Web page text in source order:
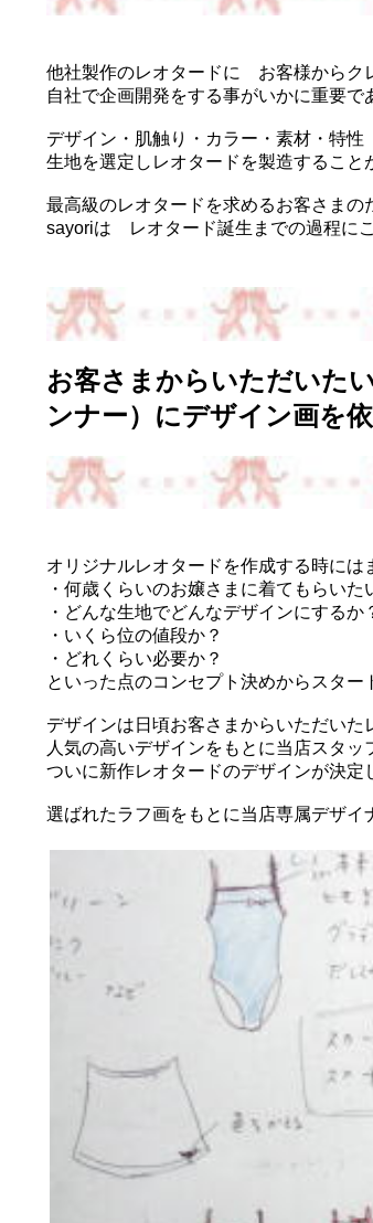
他社製作のレオタードに お客様からク
自社で企画開発をする事がいかに重要
デザイン・肌触り・カラー・素材・特
生地を選定しレオタードを製造すること
最高級のレオタードを求めるお客さまの
sayoriは レオタード誕生までの過程に
お客さまからいただいた
ンナー）にデザイン画を
オリジナルレオタードを作成する時には
・何歳くらいのお嬢さまに着てもらいた
・どんな生地でどんなデザインにするか
・いくら位の値段か？
・どれくらい必要か？
といった点のコンセプト決めからスター
デザインは日頃お客さまからいただい
人気の高いデザインをもとに当店スタ
ついに新作レオタードのデザインが決定
選ばれたラフ画をもとに当店専属デザイ